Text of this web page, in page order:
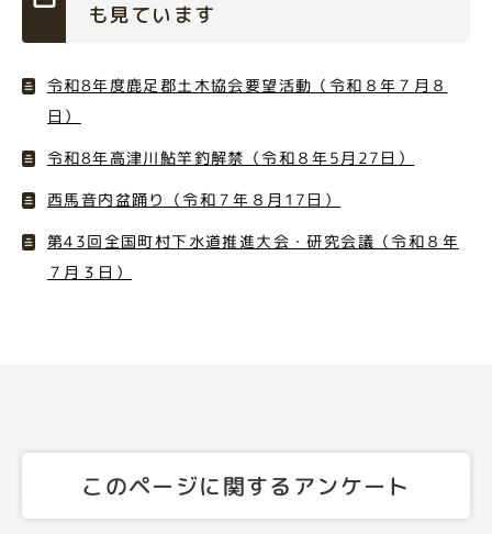
も見ています
令和8年度鹿足郡土木協会要望活動（令和８年７月８
日）
令和8年高津川鮎竿釣解禁（令和８年5月27日）
西馬音内盆踊り（令和７年８月17日）
第43回全国町村下水道推進大会・研究会議（令和８年
７月３日）
このページに関するアンケート